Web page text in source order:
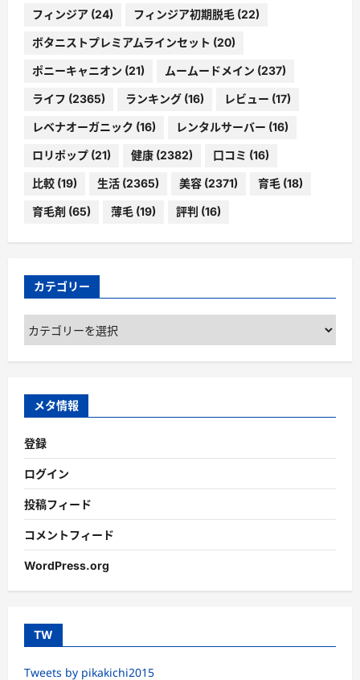
フィンジア (24) フィンジア初期脱毛 (22)
ボタニストプレミアムラインセット (20)
ポニーキャニオン (21) ムームードメイン (237)
ライフ (2365) ランキング (16) レビュー (17)
レベナオーガニック (16) レンタルサーバー (16)
ロリポップ (21) 健康 (2382) 口コミ (16)
比較 (19) 生活 (2365) 美容 (2371) 育毛 (18)
育毛剤 (65) 薄毛 (19) 評判 (16)
カテゴリー
カ
ゴ
ー
メタ情報
登録
ログイン
投稿フィード
コメントフィード
WordPress.org
TW
Tweets by pikakichi2015